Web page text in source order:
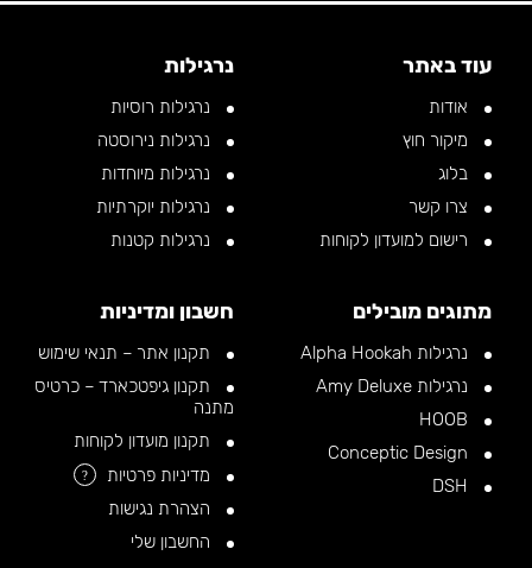
עוד באתר
אודות
מיקור חוץ
בלוג
צרו קשר
רישום למועדון לקוחות
נרגילות
נרגילות רוסיות
נרגילות נירוסטה
נרגילות מיוחדות
נרגילות יוקרתיות
נרגילות קטנות
מתוגים מובילים
נרגילות Alpha Hookah
נרגילות Amy Deluxe
חשבון ומדיניות
תקנון אתר – תנאי שימוש
תקנון גיפטכארד – כרטיס
מתנה
תקנון מועדון לקוחות
מדיניות פרטיות
?
הצהרת נגישות
החשבון שלי